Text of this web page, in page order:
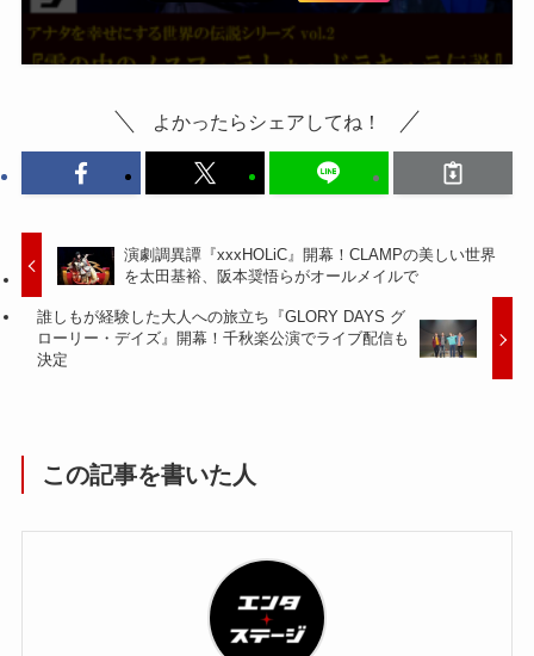
よかったらシェアしてね！
演劇調異譚『xxxHOLiC』開幕！CLAMPの美しい世界
を太田基裕、阪本奨悟らがオールメイルで
誰しもが経験した大人への旅立ち『GLORY DAYS グ
ローリー・デイズ』開幕！千秋楽公演でライブ配信も
決定
この記事を書いた人